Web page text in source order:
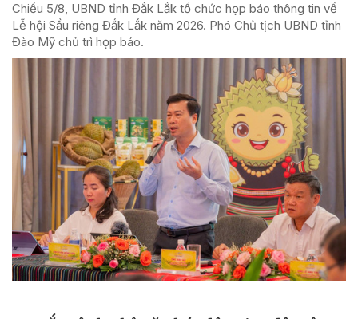
Chiều 5/8, UBND tỉnh Đắk Lắk tổ chức họp báo thông tin về
Lễ hội Sầu riêng Đắk Lắk năm 2026. Phó Chủ tịch UBND tỉnh
Đào Mỹ chủ trì họp báo.